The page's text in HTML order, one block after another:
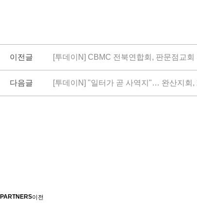
이전글 [투데이N] CBMC 전북연합회, 판문점교
다음글 [투데이N] "일터가 곧 사역지"… 완산지회,
PARTNERS이전